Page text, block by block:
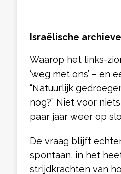
Israëlische
Waarop het links-
‘weg met ons’ – en
“Natuurlijk
nog?” Niet voor
paar jaar weer op
De vraag blijft
spontaan, in het
strijdkrachten van